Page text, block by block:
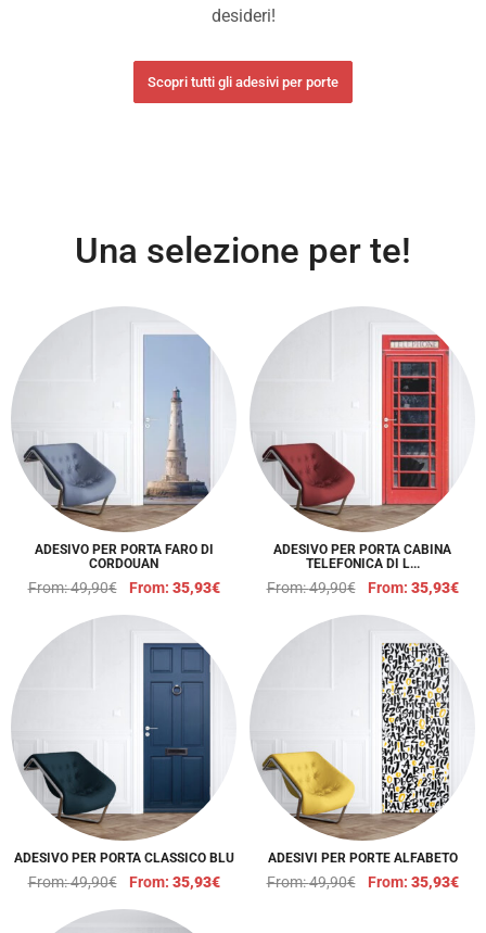
desideri!
Scopri tutti gli adesivi per porte
Una selezione per te!
ADESIVO PER PORTA FARO DI
CORDOUAN
From:49,90€ From: 35,93€
ADESIVO PER PORTA CABINA
TELEFONICA DI L...
From:49,90€ From: 35,93€
ADESIVO PER PORTA CLASSICO BLU
From:49,90€ From: 35,93€
ADESIVI PER PORTE ALFABETO
From:49,90€ From: 35,93€